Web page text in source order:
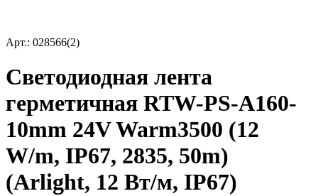
Арт.: 028566(2)
Светодиодная лента
герметичная RTW-PS-A160-
10mm 24V Warm3500 (12
W/m, IP67, 2835, 50m)
(Arlight, 12 Вт/м, IP67)